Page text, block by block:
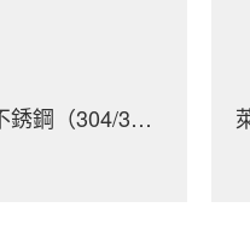
萊州內六角圓頭帶墊螺栓 不銹鋼（304/316）碳鋼 合金鋼